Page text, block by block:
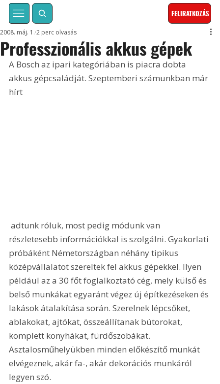
FELIRATKOZÁS
Professzionális akkus gépek
2008. máj. 1. 2 perc olvasás
A Bosch az ipari kategóriában is piacra dobta
akkus gépcsaládját. Szeptemberi számunkban már
hírt
adtunk róluk, most pedig módunk van
részletesebb információkkal is szolgálni. Gyakorlati
próbáként Németországban néhány tipikus
középvállalatot szereltek fel akkus gépekkel. Ilyen
például az a 30 főt foglalkoztató cég, mely külső és
belső munkákat egyaránt végez új építkezéseken és
lakások átalakítása során. Szerelnek lépcsőket,
ablakokat, ajtókat, összeállítanak bútorokat,
komplett konyhákat, fürdőszobákat.
Asztalosműhelyükben minden előkészítő munkát
elvégeznek, akár fa-, akár dekorációs munkáról
legyen szó.